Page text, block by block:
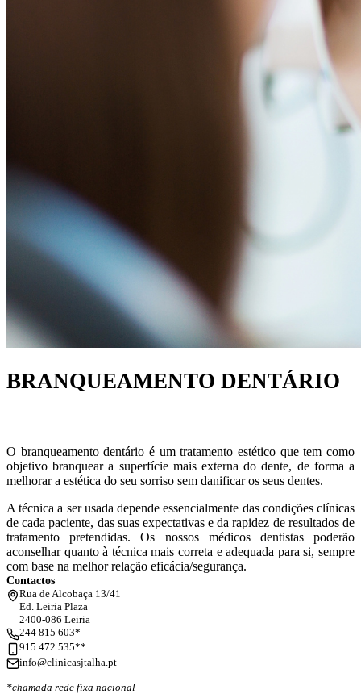
BRANQUEAMENTO DENTÁRIO
O branqueamento dentário é um tratamento estético que tem como
objetivo branquear a superfície mais externa do dente, de forma a
melhorar a estética do seu sorriso sem danificar os seus dentes.
A técnica a ser usada depende essencialmente das condições clínicas
de cada paciente, das suas expectativas e da rapidez de resultados de
tratamento pretendidas. Os nossos médicos dentistas poderão
aconselhar quanto à técnica mais correta e adequada para si, sempre
com base na melhor relação eficácia/segurança.
Contactos
Rua de Alcobaça 13/41
Ed. Leiria Plaza
2400-086 Leiria
244 815 603*
915 472 535**
info@clinicasjtalha.pt
*chamada rede fixa nacional